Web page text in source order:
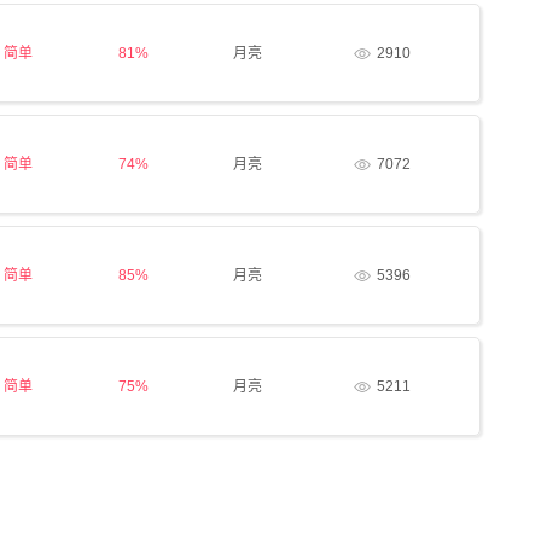
简单 81% 月亮 2910
简单 74% 月亮 7072
简单 85% 月亮 5396
简单 75% 月亮 5211